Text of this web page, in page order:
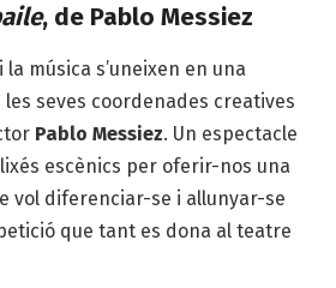
, de Pablo Messiez
música s’uneixen en una
seves coordenades creatives
Pablo Messiez. Un espectacle
escènics per oferir-nos una
vol diferenciar-se i allunyar-se
que tant es dona al teatre